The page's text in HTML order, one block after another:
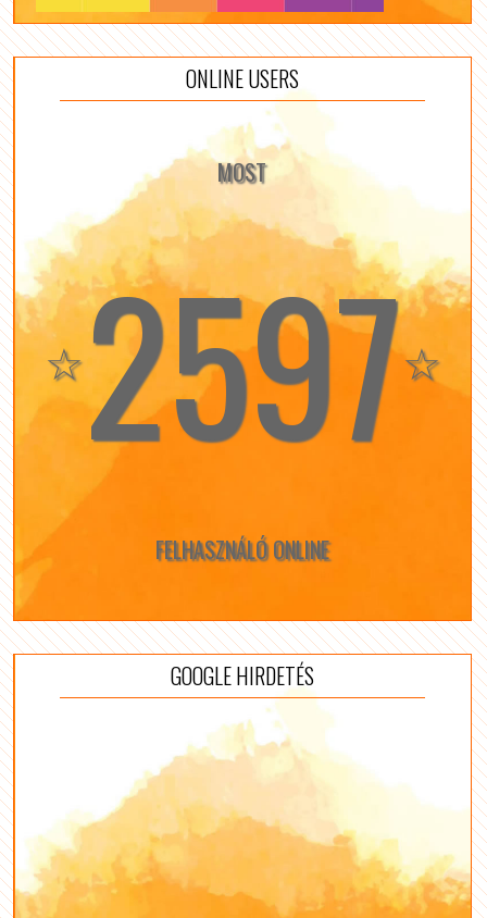
ONLINE USERS
MOST
☆2597☆
FELHASZNÁLÓ ONLINE
GOOGLE HIRDETÉS